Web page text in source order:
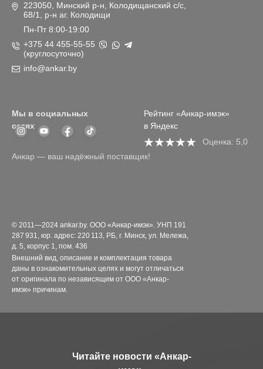
Читайте новости «Анкар-
© 2011—2024 ankar.by. ООО «Анкар-имэк». УНП 191
287 931, юр. адрес: 220 113, РБ, г. Минск, ул. Мележа,
д. 5, корпус 1, пом. 436
Внешний вид, описание и комплектация товара
даны в ознакомительных целях и могут отличаться
от оригинала по независящим от ООО «Анкар-
имэк» причинам.
223050, Минский р-н, Колодищанский с/с,
68/1, р-н аг. Колодищи
Пн-Пт 8:00-19:00
+375 44 455-55-55
(круглосуточно)
info@ankar.by
Анкар — ваш надёжный поставщик!
Мы в социальных
сетях
Рейтинг «Анкар-имэк»
в Яндекс
Оценка: 5,0